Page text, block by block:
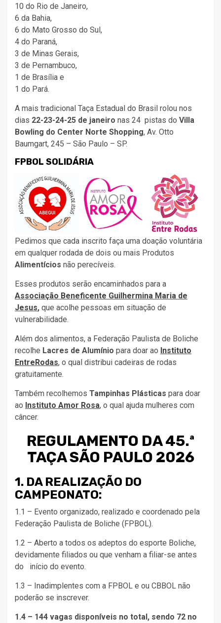
10 do Rio de Janeiro,
6 da Bahia,
6 do Mato Grosso do Sul,
4 do Paraná,
3 de Minas Gerais,
3 de Pernambuco,
1 de Brasília e
1 do Pará.
A mais tradicional Taça Estadual do Brasil rolou nos
dias 22-23-24-25 de janeiro nas 24 pistas do Villa
Bowling do Center Norte Shopping, Av. Otto
Baumgart, 245 – São Paulo – SP.
FPBOL SOLIDÁRIA
Pedimos que cada inscrito faça uma doação voluntária
em qualquer rodada de dois ou mais Produtos
Alimentícios não perecíveis.
Esses produtos serão encaminhados para a
Associação Beneficente Guilhermina Maria de
Jesus, que acolhe pessoas em situação de
vulnerabilidade.
Além dos alimentos, a Federação Paulista de Boliche
recolhe Lacres de Alumínio para doar ao Instituto
EntreRodas, o qual distribui cadeiras de rodas
gratuitamente.
Também recolhemos Tampinhas Plásticas para doar
ao Instituto Amor Rosa, o qual ajuda mulheres com
câncer.
REGULAMENTO DA 45.ª
TAÇA SÃO PAULO 2026
1. DA REALIZAÇÃO DO
CAMPEONATO:
1.1 – Evento organizado, realizado e coordenado pela
Federação Paulista de Boliche (FPBOL).
1.2 – Aberto a todos os adeptos do esporte Boliche,
devidamente filiados ou que venham a filiar-se antes
do início do evento.
1.3 – Inadimplentes com a FPBOL e ou CBBOL não
poderão se inscrever.
1.4 – 144 vagas disponíveis no total, sendo 72 no